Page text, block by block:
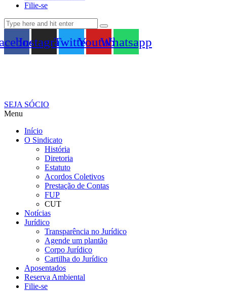
Filie-se
InstagramTwitterYoutubeWhatsapp
SEJA SÓCIO
Menu
Início
O Sindicato
História
Diretoria
Estatuto
Acordos Coletivos
Prestação de Contas
FUP
CUT
Notícias
Jurídico
Transparência no Jurídico
Agende um plantão
Corpo Jurídico
Cartilha do Jurídico
Aposentados
Reserva Ambiental
Filie-se